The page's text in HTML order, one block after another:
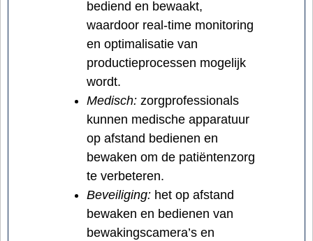
bediend en bewaakt,
waardoor real-time monitoring
en optimalisatie van
productieprocessen mogelijk
wordt.
Medisch: zorgprofessionals
kunnen medische apparatuur
op afstand bedienen en
bewaken om de patiëntenzorg
te verbeteren.
Beveiliging: het op afstand
bewaken en bedienen van
bewakingscamera’s en